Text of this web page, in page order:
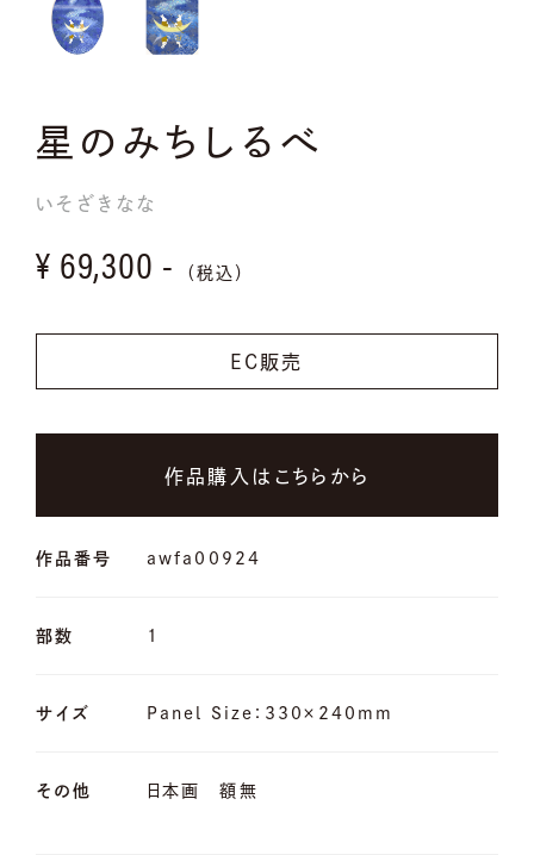
星のみちしるべ
いそざきなな
¥ 69,300 - （税込）
EC販売
作品購入はこちらから
作品番号 awfa00924
部数 1
サイズ Panel Size：330×240mm
その他 日本画 額無